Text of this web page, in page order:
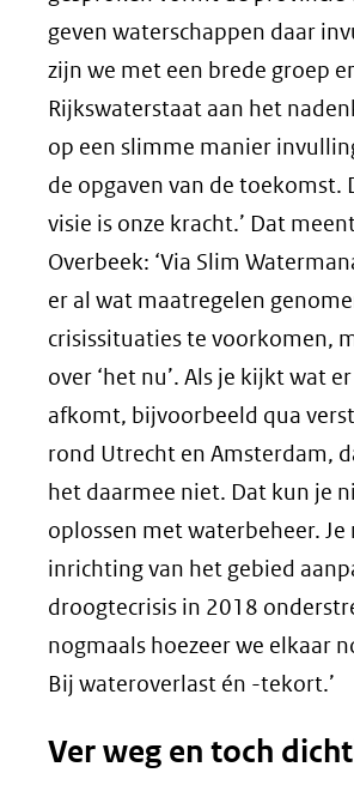
geven waterschappen daar
zijn we met een brede groep
Rijkswaterstaat aan het
op een slimme manier
de opgaven van de toekomst.
visie is onze kracht.’ Dat
Overbeek: ‘Via Slim
er al wat maatregelen
crisissituaties te voorkomen,
over ‘het nu’. Als je kijkt wat
afkomt, bijvoorbeeld qua
rond Utrecht en Amsterdam,
het daarmee niet. Dat kun je
oplossen met waterbeheer.
inrichting van het gebied
droogtecrisis in 2018
nogmaals hoezeer we elkaar
Bij wateroverlast én -tekort.’
Ver weg en toch